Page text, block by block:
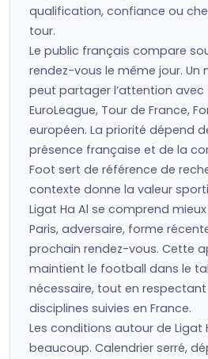
qualification, confiance ou
tour.
Le public français compare
rendez-vous le même jour.
peut partager l’attention avec
EuroLeague, Tour de France,
européen. La priorité dépend
présence française et de la
Foot sert de référence de
contexte donne la valeur
Ligat Ha Al se comprend
Paris, adversaire, forme
prochain rendez-vous. Cette
maintient le football dans le
nécessaire, tout en
disciplines suivies en France.
Les conditions autour de Ligat
beaucoup. Calendrier serré,